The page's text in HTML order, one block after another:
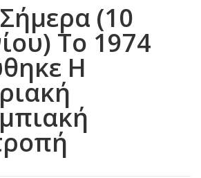
(10
Το 1974
Η